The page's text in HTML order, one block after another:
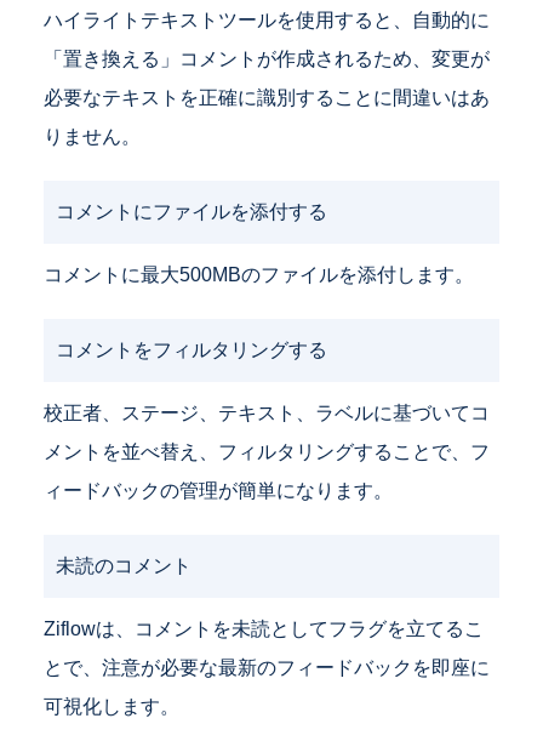
ハイライトテキストツールを使用すると、自動的に
「置き換える」コメントが作成されるため、変更が
必要なテキストを正確に識別することに間違いはあ
りません。
コメントにファイルを添付する
コメントに最大500MBのファイルを添付します。
コメントをフィルタリングする
校正者、ステージ、テキスト、ラベルに基づいてコ
メントを並べ替え、フィルタリングすることで、フ
ィードバックの管理が簡単になります。
未読のコメント
Ziflowは、コメントを未読としてフラグを立てるこ
とで、注意が必要な最新のフィードバックを即座に
可視化します。